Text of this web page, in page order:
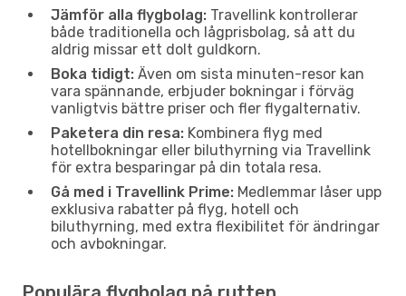
Jämför alla flygbolag: Travellink kontrollerar
både traditionella och lågprisbolag, så att du
aldrig missar ett dolt guldkorn.
Boka tidigt: Även om sista minuten-resor kan
vara spännande, erbjuder bokningar i förväg
vanligtvis bättre priser och fler flygalternativ.
Paketera din resa: Kombinera flyg med
hotellbokningar eller biluthyrning via Travellink
för extra besparingar på din totala resa.
Gå med i Travellink Prime: Medlemmar låser upp
exklusiva rabatter på flyg, hotell och
biluthyrning, med extra flexibilitet för ändringar
och avbokningar.